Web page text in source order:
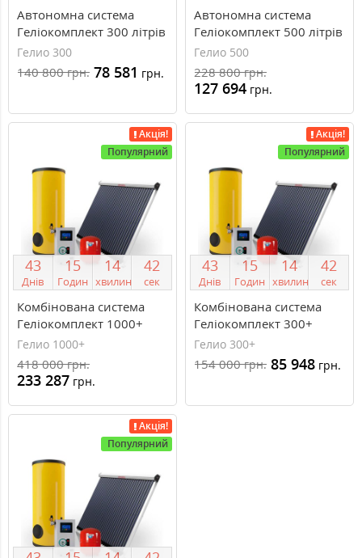
Автономна система
Геліокомплект 300 літрів
Гелио 300
140 800грн. 78 581 грн.
Автономна система
Геліокомплект 500 літрів
Гелио 500
228 800грн.
127 694 грн.
Акція!
Популярний
43
Днів
15
Годин
14
хвилин
42
сек
Комбінована система
Геліокомплект 1000+
Гелио 1000+
418 000грн.
233 287 грн.
Акція!
Популярний
43
Днів
15
Годин
14
хвилин
42
сек
Комбінована система
Геліокомплект 300+
Гелио 300+
154 000грн. 85 948 грн.
Акція!
Популярний